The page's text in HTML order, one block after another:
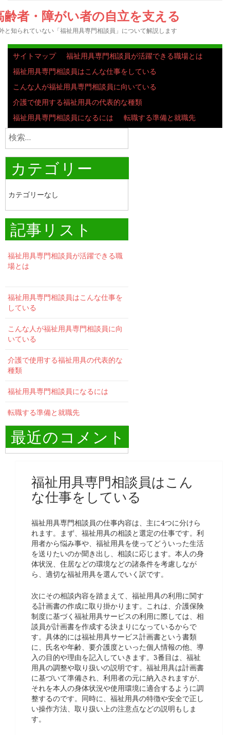
齢者・障がい者の自立を支える
と知られていない「福祉用具専門相談員」について解説します
サイトマップ
福祉用具専門相談員が活躍できる職場とは
福祉用具専門相談員はこんな仕事をしている
こんな人が福祉用具専門相談員に向いている
介護で使用する福祉用具の代表的な種類
福祉用具専門相談員になるには
転職する準備と就職先
検
索:
カテゴリー
カテゴリーなし
記事リスト
福祉用具専門相談員が活躍できる職
場とは
福祉用具専門相談員はこんな仕事を
している
こんな人が福祉用具専門相談員に向
いている
介護で使用する福祉用具の代表的な
種類
福祉用具専門相談員になるには
転職する準備と就職先
最近のコメント
福祉用具専門相談員はこん
な仕事をしている
福祉用具専門相談員の仕事内容は、主に4つに分けら
れます。まず、福祉用具の相談と選定の仕事です。利
用者から悩み事や、福祉用具を使ってどういった生活
を送りたいのか聞き出し、相談に応じます。本人の身
体状況、住居などの環境などの諸条件を考慮しなが
ら、適切な福祉用具を選んでいく訳です。
次にその相談内容を踏まえて、福祉用具の利用に関す
る計画書の作成に取り掛かります。これは、介護保険
制度に基づく福祉用具サービスの利用に際しては、相
談員が計画書を作成する決まりになっているからで
す。具体的には福祉用具サービス計画書という書類
に、氏名や年齢、要介護度といった個人情報の他、導
入の目的や理由を記入していきます。3番目は、福祉
用具の調整や取り扱いの説明です。福祉用具は計画書
に基づいて準備され、利用者の元に納入されますが、
それを本人の身体状況や使用環境に適合するように調
整するのです。同時に、福祉用具の特徴や安全で正し
い操作方法、取り扱い上の注意点などの説明もしま
す。